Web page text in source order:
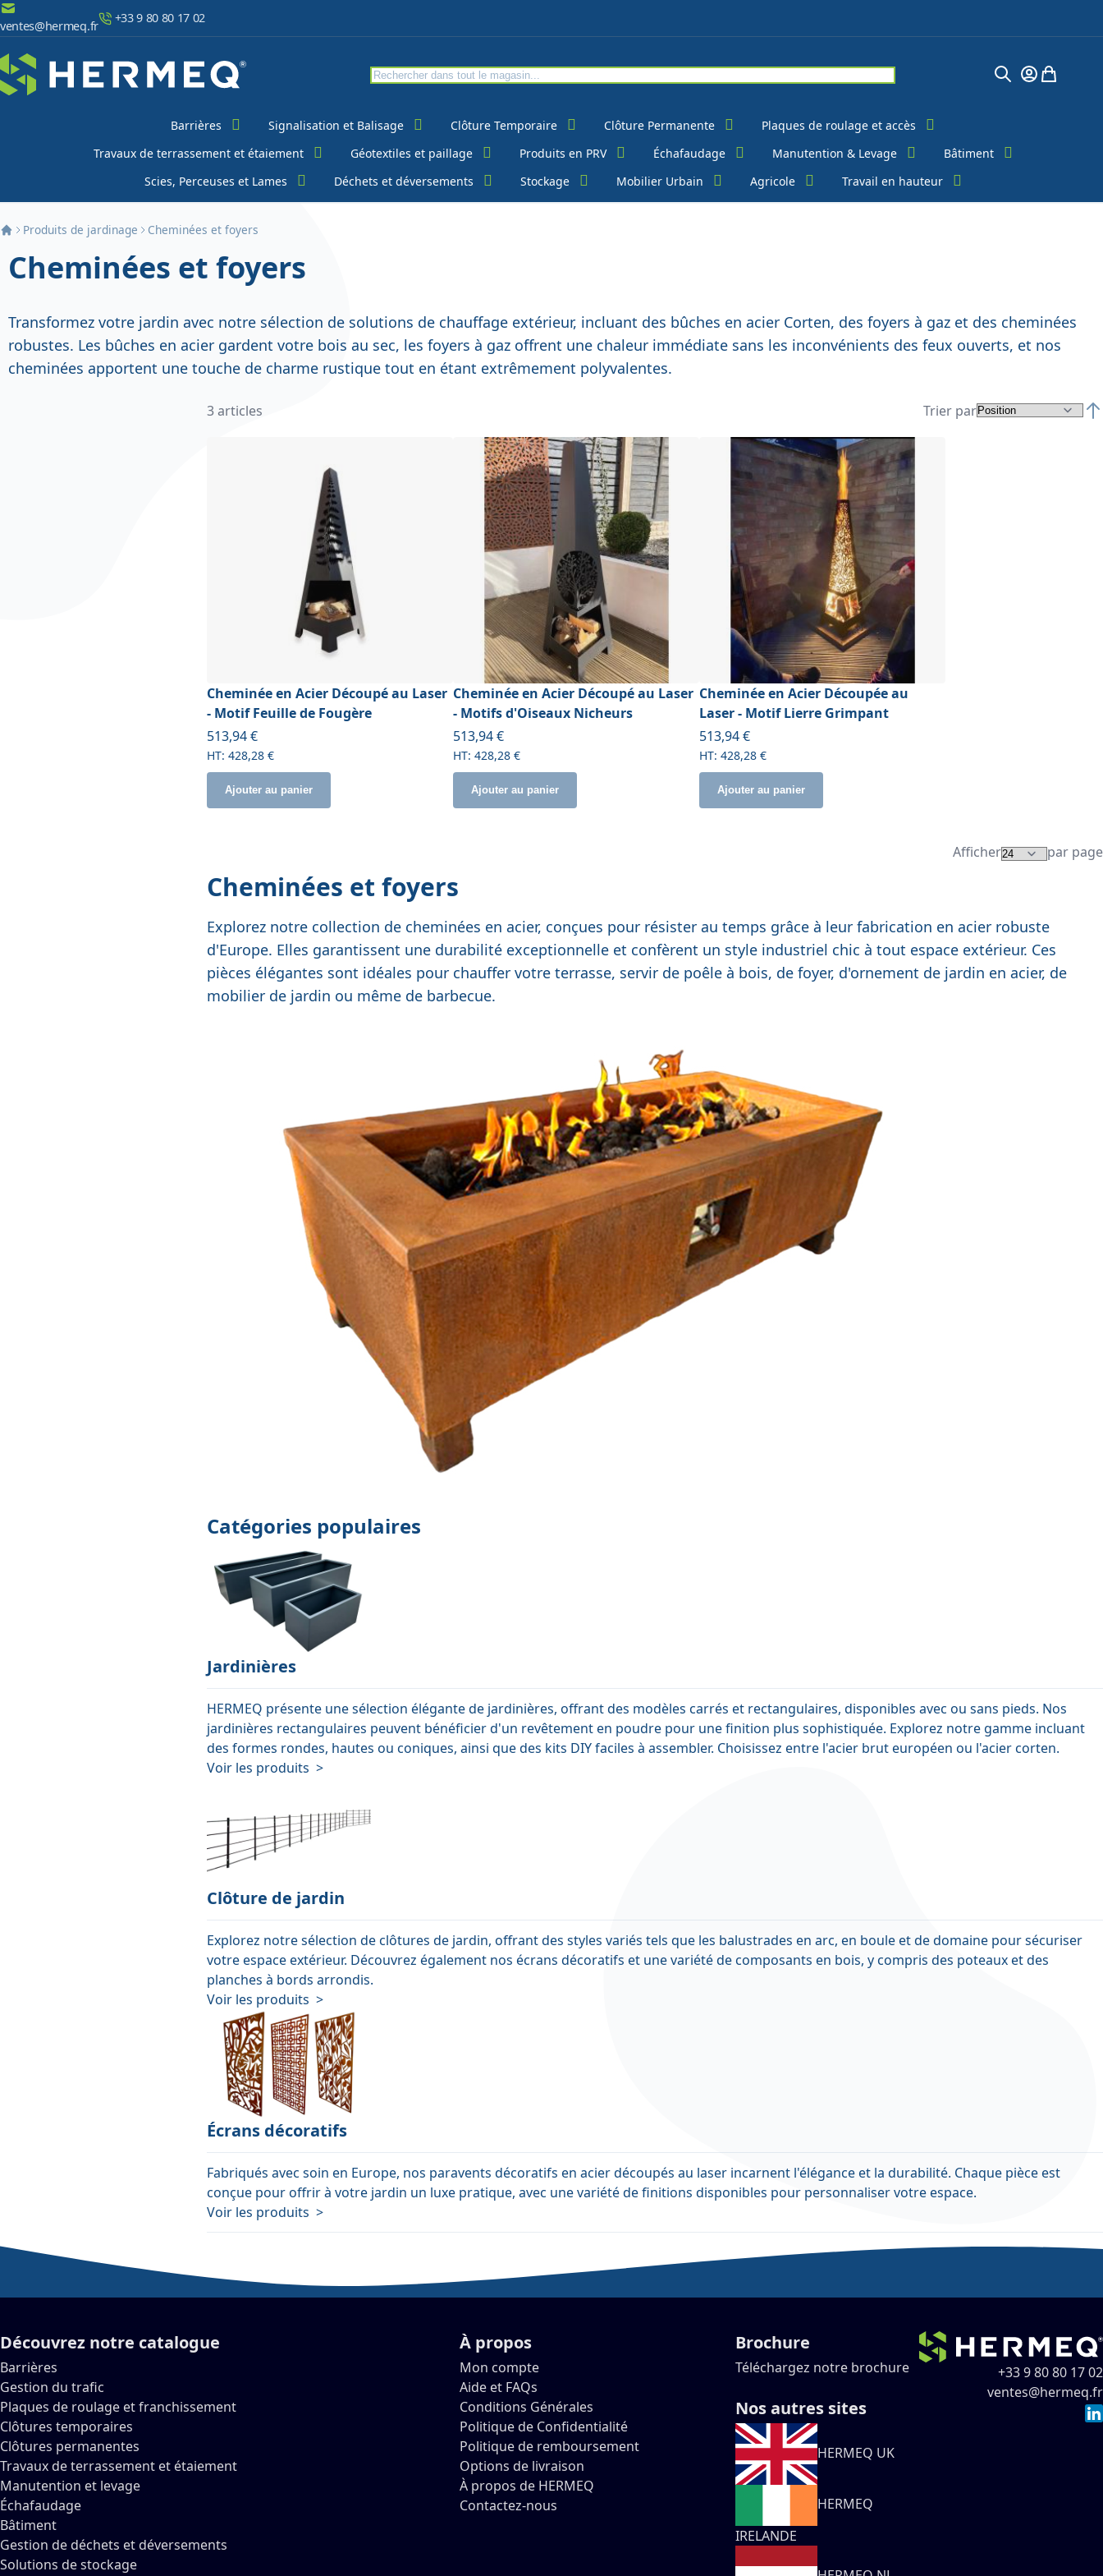
Aller au contenu
ventes@hermeq.fr
+33 9 80 80 17 02
Chercher
Mon Compte
Mon
Barrières Signalisation et Balisage Clôture Temporaire Clôture Permanente
Plaques de roulage et accès
Travaux de terrassement et étaiement
Géotextiles et paillage Produits en PRV Échafaudage Manutention & Levage
Bâtiment
Scies, Perceuses et Lames
Déchets et déversements Stockage Mobilier Urbain Agricole Travail en hauteur
Produits de jardinage Cheminées et foyers
Cheminées et foyers
Transformez votre jardin avec notre sélection de solutions de chauffage extérieur, incluant des bûches en acier Corten, des foyers à gaz et des cheminées
robustes. Les bûches en acier gardent votre bois au sec, les foyers à gaz offrent une chaleur immédiate sans les inconvénients des feux ouverts, et nos
cheminées apportent une touche de charme rustique tout en étant extrêmement polyvalentes.
3articles
Trier par
Cheminée en Acier Découpé au Laser
- Motif Feuille de Fougère
À partir de
513,94 €
428,28 €
Ajouter au panier
Cheminée en Acier Découpé au Laser
- Motifs d'Oiseaux Nicheurs
À partir de
513,94 €
428,28 €
Ajouter au panier
Cheminée en Acier Découpée au
Laser - Motif Lierre Grimpant
À partir de
513,94 €
428,28 €
Ajouter au panier
Afficher par page
Cheminées et foyers
Explorez notre collection de cheminées en acier, conçues pour résister au temps grâce à leur fabrication en acier robuste
d'Europe. Elles garantissent une durabilité exceptionnelle et confèrent un style industriel chic à tout espace extérieur. Ces
pièces élégantes sont idéales pour chauffer votre terrasse, servir de poêle à bois, de foyer, d'ornement de jardin en acier, de
mobilier de jardin ou même de barbecue.
Catégories populaires
Jardinières
HERMEQ présente une sélection élégante de jardinières, offrant des modèles carrés et rectangulaires, disponibles avec ou sans pieds. Nos
jardinières rectangulaires peuvent bénéficier d'un revêtement en poudre pour une finition plus sophistiquée. Explorez notre gamme incluant
des formes rondes, hautes ou coniques, ainsi que des kits DIY faciles à assembler. Choisissez entre l'acier brut européen ou l'acier corten.
Voir les produits >
Clôture de jardin
Explorez notre sélection de clôtures de jardin, offrant des styles variés tels que les balustrades en arc, en boule et de domaine pour sécuriser
votre espace extérieur. Découvrez également nos écrans décoratifs et une variété de composants en bois, y compris des poteaux et des
planches à bords arrondis.
Voir les produits >
Écrans décoratifs
Fabriqués avec soin en Europe, nos paravents décoratifs en acier découpés au laser incarnent l'élégance et la durabilité. Chaque pièce est
conçue pour offrir à votre jardin un luxe pratique, avec une variété de finitions disponibles pour personnaliser votre espace.
Voir les produits >
Découvrez notre catalogue
Barrières
Gestion du trafic
Plaques de roulage et franchissement
Clôtures temporaires
Clôtures permanentes
Travaux de terrassement et étaiement
Manutention et levage
Échafaudage
Bâtiment
Gestion de déchets et déversements
Solutions de stockage
À propos
Mon compte
Aide et FAQs
Conditions Générales
Politique de Confidentialité
Politique de remboursement
Options de livraison
À propos de HERMEQ
Contactez-nous
Brochure
Téléchargez notre brochure
Nos autres sites
HERMEQ UK
HERMEQ
IRELANDE
+33 9 80 80 17 02
ventes@hermeq.fr